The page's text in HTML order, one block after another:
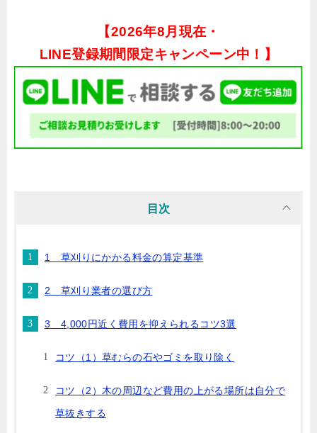
【2026年8月現在・
LINE登録期間限定キャンペーン中！】
目次
1 草刈りにかかる料金の算定基準
2 草刈り業者の選び方
3 4,000円近く費用を抑えられるコツ3選
コツ（1）草むらの石やゴミを取り除く
コツ（2）木の周辺など費用の上がる場所は自分で
草抜きする